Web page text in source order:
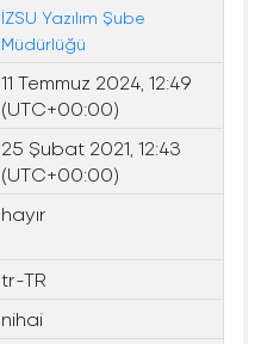
İZSU Yazılım Şube
Müdürlüğü
11 Temmuz 2024, 12:49
(UTC+00:00)
25 Şubat 2021, 12:43
(UTC+00:00)
hayır
tr-TR
nihai